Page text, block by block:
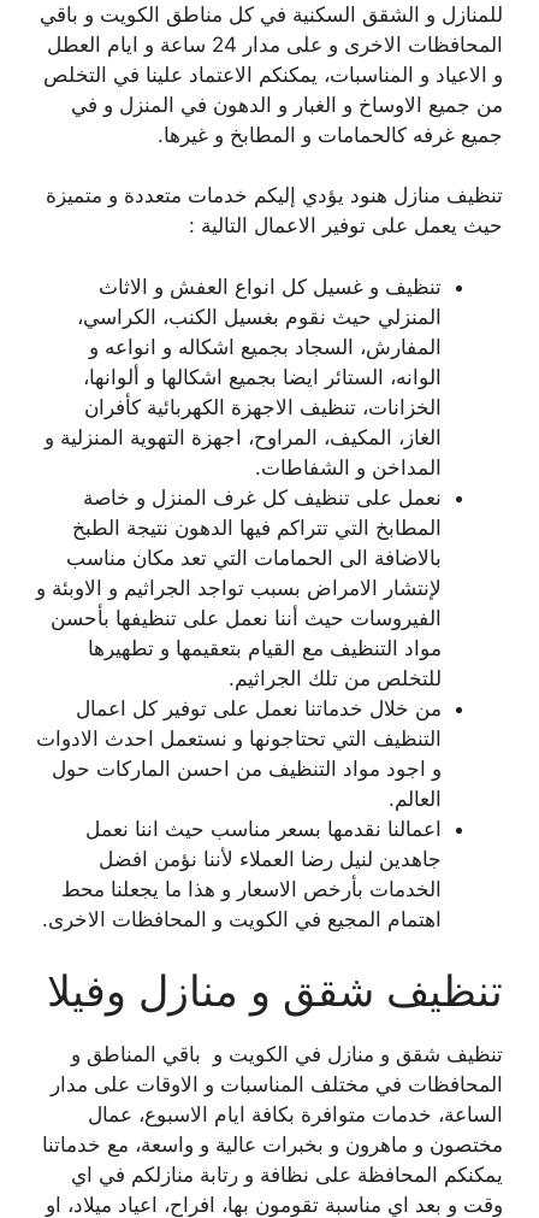
للمنازل و الشقق السكنية في كل مناطق الكويت و باقي
المحافظات الاخرى و على مدار 24 ساعة و ايام العطل
و الاعياد و المناسبات، يمكنكم الاعتماد علينا في التخلص
من جميع الاوساخ و الغبار و الدهون في المنزل و في
جميع غرفه كالحمامات و المطابخ و غيرها.
تنظيف منازل هنود يؤدي إليكم خدمات متعددة و متميزة
حيث يعمل على توفير الاعمال التالية :
تنظيف و غسيل كل انواع العفش و الاثاث
المنزلي حيث نقوم بغسيل الكنب، الكراسي،
المفارش، السجاد بجميع اشكاله و انواعه و
الوانه، الستائر ايضا بجميع اشكالها و ألوانها،
الخزانات، تنظيف الاجهزة الكهربائية كأفران
الغاز، المكيف، المراوح، اجهزة التهوية المنزلية و
المداخن و الشفاطات.
نعمل على تنظيف كل غرف المنزل و خاصة
المطابخ التي تتراكم فيها الدهون نتيجة الطبخ
بالاضافة الى الحمامات التي تعد مكان مناسب
لإنتشار الامراض بسبب تواجد الجراثيم و الاوبئة و
الفيروسات حيث أننا نعمل على تنظيفها بأحسن
مواد التنظيف مع القيام بتعقيمها و تطهيرها
للتخلص من تلك الجراثيم.
من خلال خدماتنا نعمل على توفير كل اعمال
التنظيف التي تحتاجونها و نستعمل احدث الادوات
و اجود مواد التنظيف من احسن الماركات حول
العالم.
اعمالنا نقدمها بسعر مناسب حيث اننا نعمل
جاهدين لنيل رضا العملاء لأننا نؤمن افضل
الخدمات بأرخص الاسعار و هذا ما يجعلنا محط
اهتمام المجيع في الكويت و المحافظات الاخرى.
تنظيف شقق و منازل وفيلا
تنظيف شقق و منازل في الكويت و باقي المناطق و
المحافظات في مختلف المناسبات و الاوقات على مدار
الساعة، خدمات متوافرة بكافة ايام الاسبوع، عمال
مختصون و ماهرون و بخبرات عالية و واسعة، مع خدماتنا
يمكنكم المحافظة على نظافة و رتابة منازلكم في اي
وقت و بعد اي مناسبة تقومون بها، افراح، اعياد ميلاد، او